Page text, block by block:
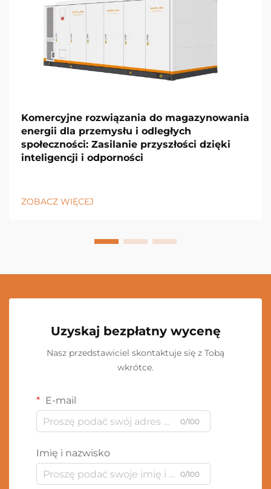
Komercyjne rozwiązania do magazynowania
energii dla przemysłu i odległych
społeczności: Zasilanie przyszłości dzięki
inteligencji i odporności
ZOBACZ WIĘCEJ
Uzyskaj bezpłatny wycenę
Nasz przedstawiciel skontaktuje się z Tobą
wkrótce.
E-mail
0/100
Imię i nazwisko
0/100